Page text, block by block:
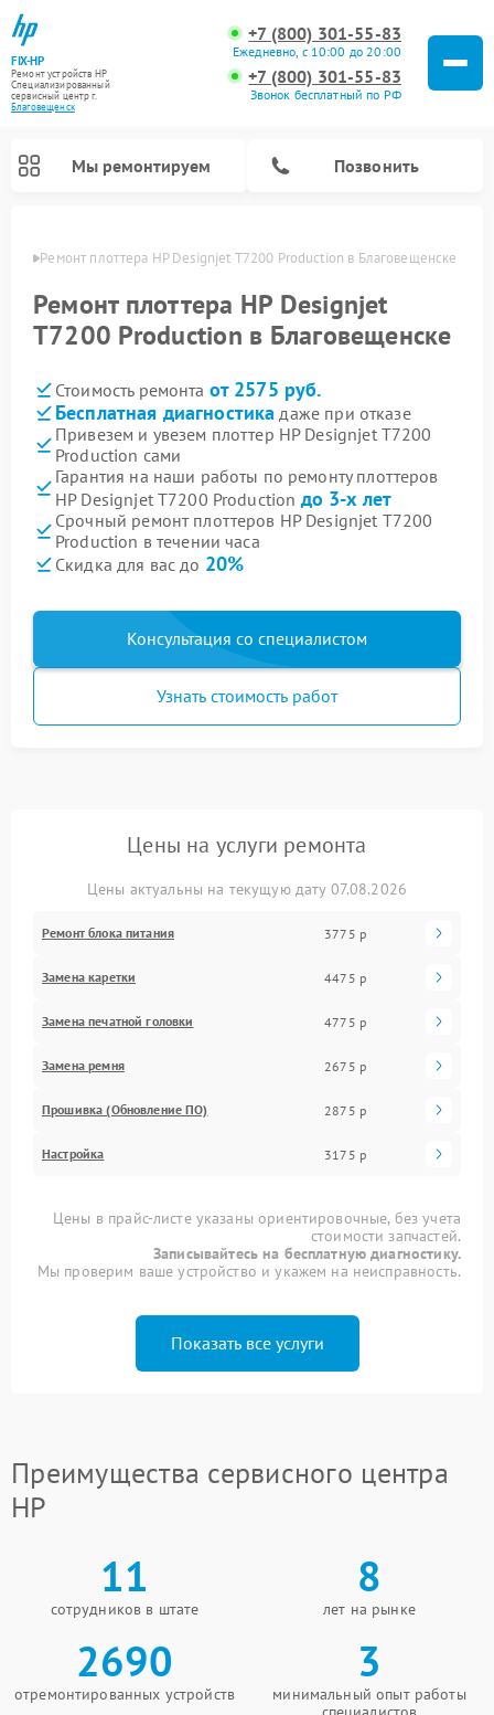
FIX-HP
Ремонт устройств HP
Специализированный
cервисный центр г.
Благовещенск
+7 (800) 301-55-83
Ежедневно, с 10:00 до 20:00
+7 (800) 301-55-83
Звонок бесплатный по РФ
Мы ремонтируем Позвонить
Ремонт плоттера HP Designjet T7200 Production в Благовещенске
Ремонт плоттера HP Designjet
T7200 Production в Благовещенске
Стоимость ремонта от 2575 руб.
Бесплатная диагностика даже при отказе
Привезем и увезем плоттер HP Designjet T7200
Production сами
Гарантия на наши работы по ремонту плоттеров
HP Designjet T7200 Production до 3-х лет
Срочный ремонт плоттеров HP Designjet T7200
Production в течении часа
Скидка для вас до 20%
Консультация со специалистом
Узнать стоимость работ
Цены на услуги ремонта
Цены актуальны на текущую дату 07.08.2026
Ремонт блока питания 3775 р
Замена каретки 4475 р
Замена печатной головки 4775 р
Замена ремня 2675 р
Прошивка (Обновление ПО) 2875 р
Настройка 3175 р
Цены в прайс-листе указаны ориентировочные, без учета
стоимости запчастей.
Записывайтесь на бесплатную диагностику.
Мы проверим ваше устройство и укажем на неисправность.
Показать все услуги
Преимущества сервисного центра
HP
11
сотрудников в штате
8
лет на рынке
2690
отремонтированных устройств
3
минимальный опыт работы